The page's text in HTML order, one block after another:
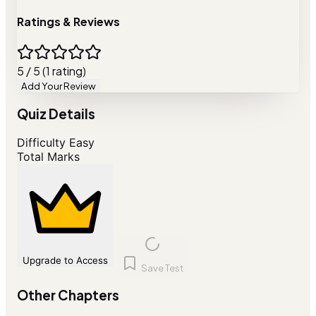
Ratings & Reviews
5 / 5 (1 rating)
Add Your Review
Quiz Details
Difficulty Easy
Total Marks
Upgrade to Access
Save Test
Other Chapters